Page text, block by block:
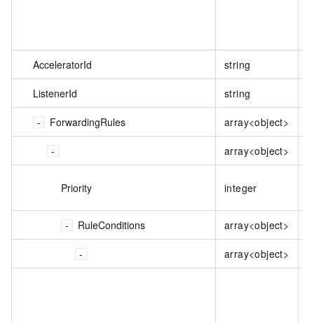
AcceleratorId string
ListenerId string
ForwardingRules array<object>
array<object>
Priority integer
RuleConditions array<object>
array<object>